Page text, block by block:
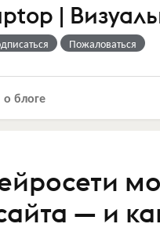
|
Пожаловаться
о блоге
— и